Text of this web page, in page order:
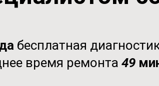
бесплатная
время ремонта 49